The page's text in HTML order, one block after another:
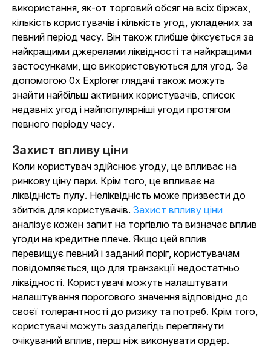
використання, як-от торговий обсяг на всіх біржах,
кількість користувачів і кількість угод, укладених за
певний період часу. Він також глибше фіксується за
найкращими джерелами ліквідності та найкращими
застосунками, що використовуються для угод. За
допомогою 0x Explorer глядачі також можуть
знайти найбільш активних користувачів, список
недавніх угод і найпопулярніші угоди протягом
певного періоду часу.
Захист впливу ціни
Коли користувач здійснює угоду, це впливає на
ринкову ціну пари. Крім того, це впливає на
ліквідність пулу. Неліквідність може призвести до
збитків для користувачів. Захист впливу ціни
аналізує кожен запит на торгівлю та визначає вплив
угоди на кредитне плече. Якщо цей вплив
перевищує певний і заданий поріг, користувачам
повідомляється, що для транзакції недостатньо
ліквідності. Користувачі можуть налаштувати
налаштування порогового значення відповідно до
своєї толерантності до ризику та потреб. Крім того,
користувачі можуть заздалегідь переглянути
очікуваний вплив, перш ніж виконувати ордер.